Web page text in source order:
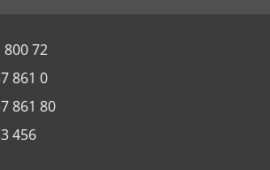
800 72
861 0
861 80
456